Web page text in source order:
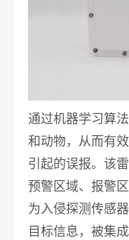
通过机器学习算
和动物，从而有
引起的误报。该
预警区域、报警
为入侵探测传感
目标信息，被集